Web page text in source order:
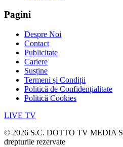
Pagini
Despre Noi
Contact
Publicitate
Cariere
Susține
Termeni și Condiții
Politică de Confidențialitate
Politică Cookies
LIVE TV
© 2026 S.C. DOTTO TV MEDIA
drepturile rezervate